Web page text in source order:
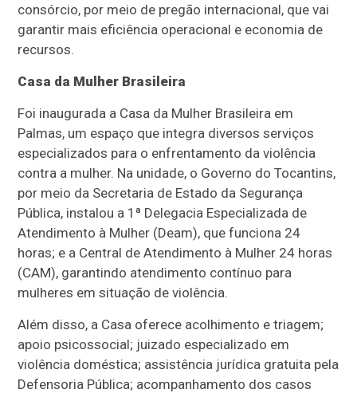
consórcio, por meio de pregão internacional, que vai
garantir mais eficiência operacional e economia de
recursos.
Casa da Mulher Brasileira
Foi inaugurada a Casa da Mulher Brasileira em
Palmas, um espaço que integra diversos serviços
especializados para o enfrentamento da violência
contra a mulher. Na unidade, o Governo do Tocantins,
por meio da Secretaria de Estado da Segurança
Pública, instalou a 1ª Delegacia Especializada de
Atendimento à Mulher (Deam), que funciona 24
horas; e a Central de Atendimento à Mulher 24 horas
(CAM), garantindo atendimento contínuo para
mulheres em situação de violência.
Além disso, a Casa oferece acolhimento e triagem;
apoio psicossocial; juizado especializado em
violência doméstica; assistência jurídica gratuita pela
Defensoria Pública; acompanhamento dos casos